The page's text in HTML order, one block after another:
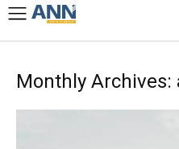
Monthly Archives: